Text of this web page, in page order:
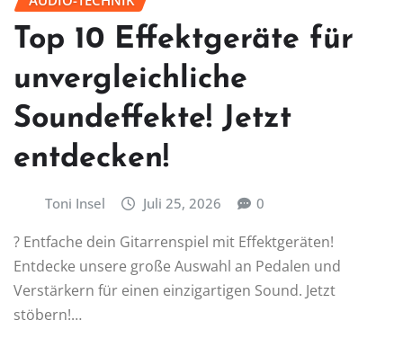
Top 10 Effektgeräte für
unvergleichliche
Soundeffekte! Jetzt
entdecken!
Toni Insel Juli 25, 2026 0
? Entfache dein Gitarrenspiel mit Effektgeräten!
Entdecke unsere große Auswahl an Pedalen und
Verstärkern für einen einzigartigen Sound. Jetzt
stöbern!…